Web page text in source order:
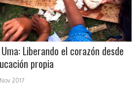
Liberando el corazón desde
propia
2017